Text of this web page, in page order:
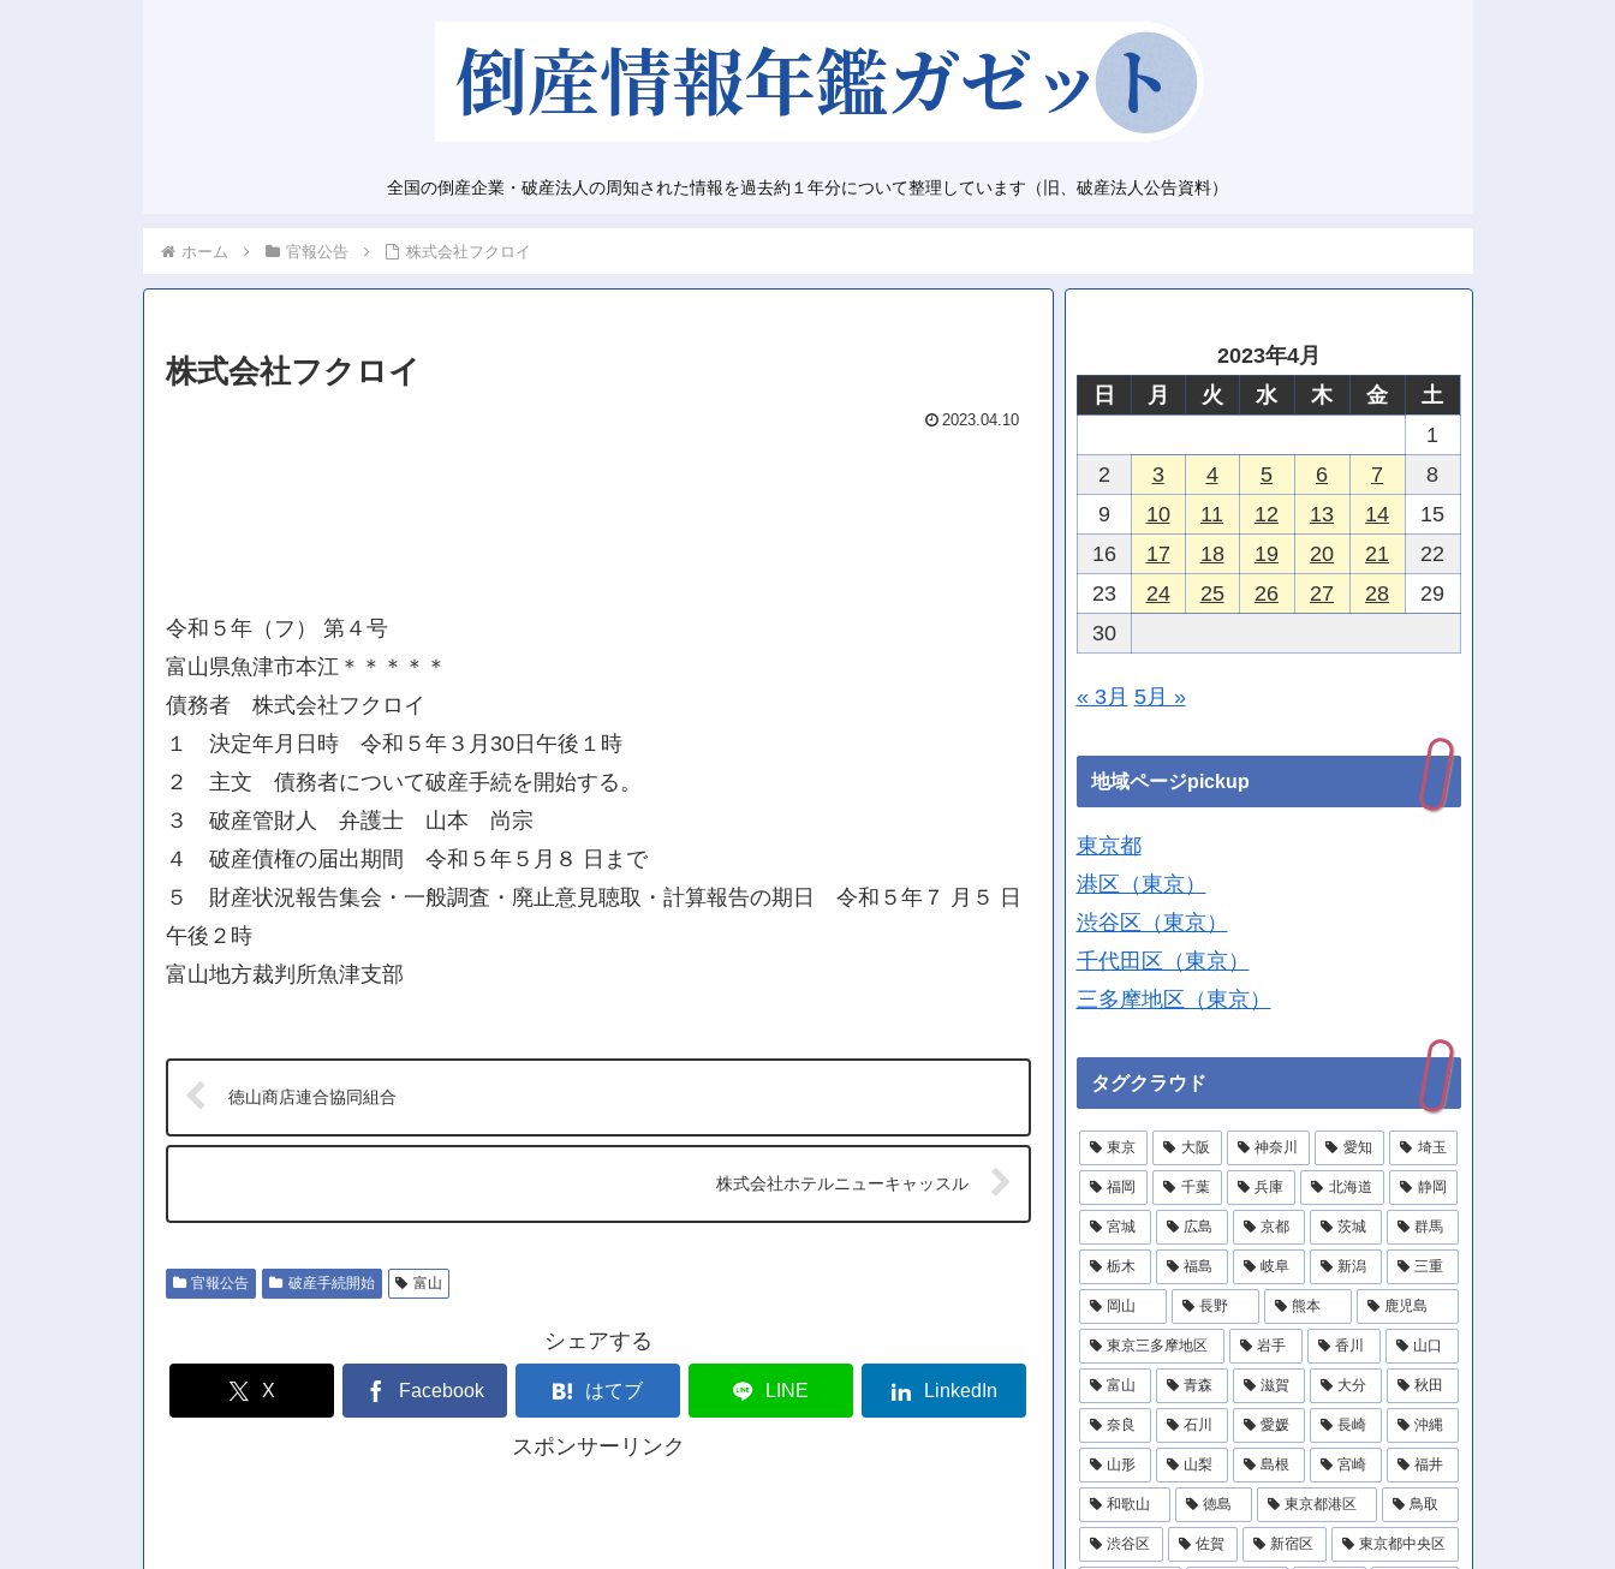
全国の倒産企業・破産法人の周知された情報を過去約１年分について整理しています（旧、破産法人公告資料）
ホーム 官報公告 株式会社フクロイ
株式会社フクロイ
2023.04.10
令和５年（フ） 第４号
富山県魚津市本江＊＊＊＊＊
債務者 株式会社フクロイ
１ 決定年月日時 令和５年３月30日午後１時
２ 主文 債務者について破産手続を開始する。
３ 破産管財人 弁護士 山本 尚宗
４ 破産債権の届出期間 令和５年５月８ 日まで
５ 財産状況報告集会・一般調査・廃止意見聴取・計算報告の期日 令和５年７ 月５ 日
午後２時
富山地方裁判所魚津支部
徳山商店連合協同組合
株式会社ホテルニューキャッスル
官報公告 破産手続開始 富山
シェアする
X Facebook はてブ LINE LinkedIn
スポンサーリンク
2023年4月
日
月 火 水 木 金
土
1
2
3 4 5 6 7
8
9
10 11 12 13 14
15
16
17 18 19 20 21
22
23
24 25 26 27 28
29
30
« 3月 5月 »
地域ページpickup
東京都
港区（東京）
渋谷区（東京）
千代田区（東京）
三多摩地区（東京）
タグクラウド
東京 大阪 神奈川 愛知 埼玉
福岡 千葉 兵庫 北海道 静岡
宮城 広島 京都 茨城 群馬
栃木 福島 岐阜 新潟 三重
岡山 長野 熊本 鹿児島
東京三多摩地区 岩手 香川 山口
富山 青森 滋賀 大分 秋田
奈良 石川 愛媛 長崎 沖縄
山形 山梨 島根 宮崎 福井
和歌山 徳島 東京都港区 鳥取
渋谷区 佐賀 新宿区 東京都中央区